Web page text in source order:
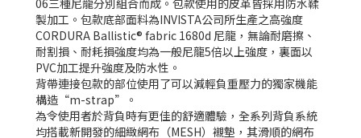
06三種尼龍分別組合而成。包款使用的皮革皆採用防水鞣
製加工。包款底部面料為INVISTA公司所生產之高強度
CORDURA Ballistic® fabric 1680d 尼龍，無論耐磨擦、
耐割損、耐耗損強度均為一般尼龍5倍以上強度，裏面以
PVC加工提升強度及防水性。
背帶連接包款的部位使用了可以減輕負重壓力的獨家機能
構造“m-strap”。
為令使用者於背負時有更佳的舒適體驗，全系列背負系統
均搭載新開發的細緻網布（MESH）襯墊，其滑順的網布